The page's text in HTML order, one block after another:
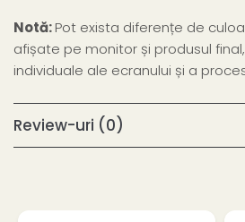
Notă:Pot exista diferențe de
afișate pe monitor și produsul
individuale ale ecranului și a
Review-uri (0)